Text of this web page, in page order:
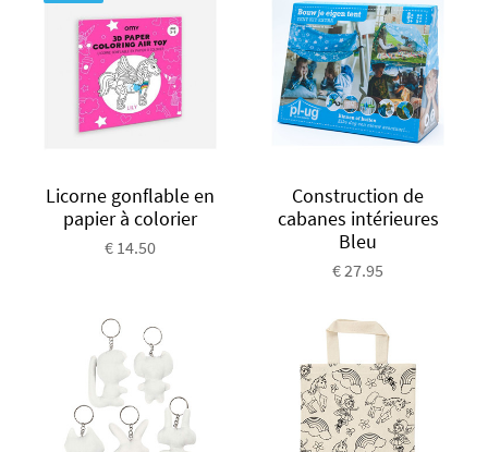
Licorne gonflable en
papier à colorier
€ 14.50
Construction de
cabanes intérieures
Bleu
€ 27.95